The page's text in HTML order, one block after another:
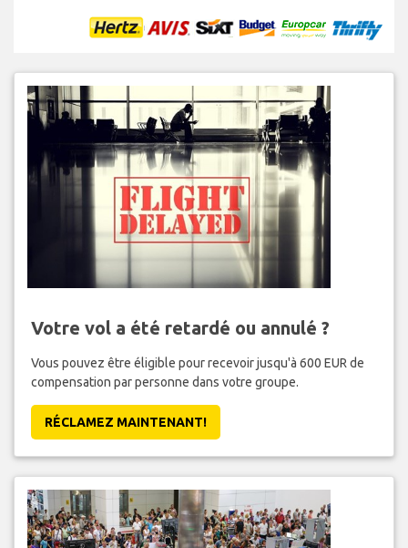
Votre vol a été retardé ou annulé ?
Vous pouvez être éligible pour recevoir jusqu'à 600 EUR de
compensation par personne dans votre groupe.
RÉCLAMEZ MAINTENANT!